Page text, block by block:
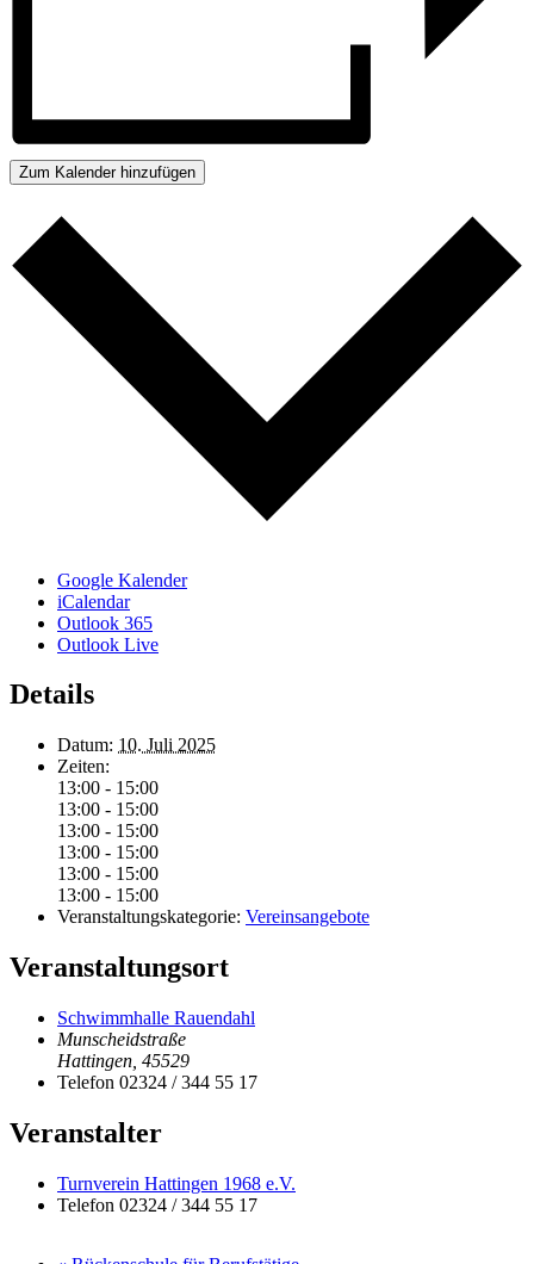
Zum Kalender hinzufügen
Google Kalender
iCalendar
Outlook 365
Outlook Live
Details
Datum: 10. Juli 2025
Zeiten:
13:00 - 15:00
13:00 - 15:00
13:00 - 15:00
13:00 - 15:00
13:00 - 15:00
13:00 - 15:00
Veranstaltungskategorie: Vereinsangebote
Veranstaltungsort
Schwimmhalle Rauendahl
Munscheidstraße
Hattingen 45529
Telefon 02324 / 344 55 17
Veranstalter
Turnverein Hattingen 1968 e.V.
Telefon 02324 / 344 55 17